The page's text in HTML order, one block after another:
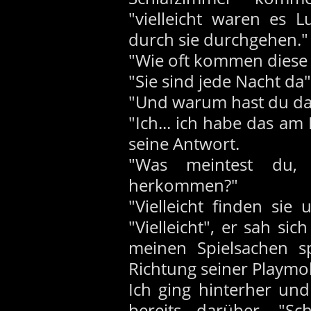
"vielleicht waren es
durch sie durchgehen."
"Wie oft kommen
"Sie sind jede Nacht
"Und warum hast du
"Ich... ich habe das
seine Antwort.
"Was meintest
herkommen?"
"Vielleicht finden sie
"Vielleicht", er sah
meinen Spielsachen
Richtung seiner
Ich ging hinterher